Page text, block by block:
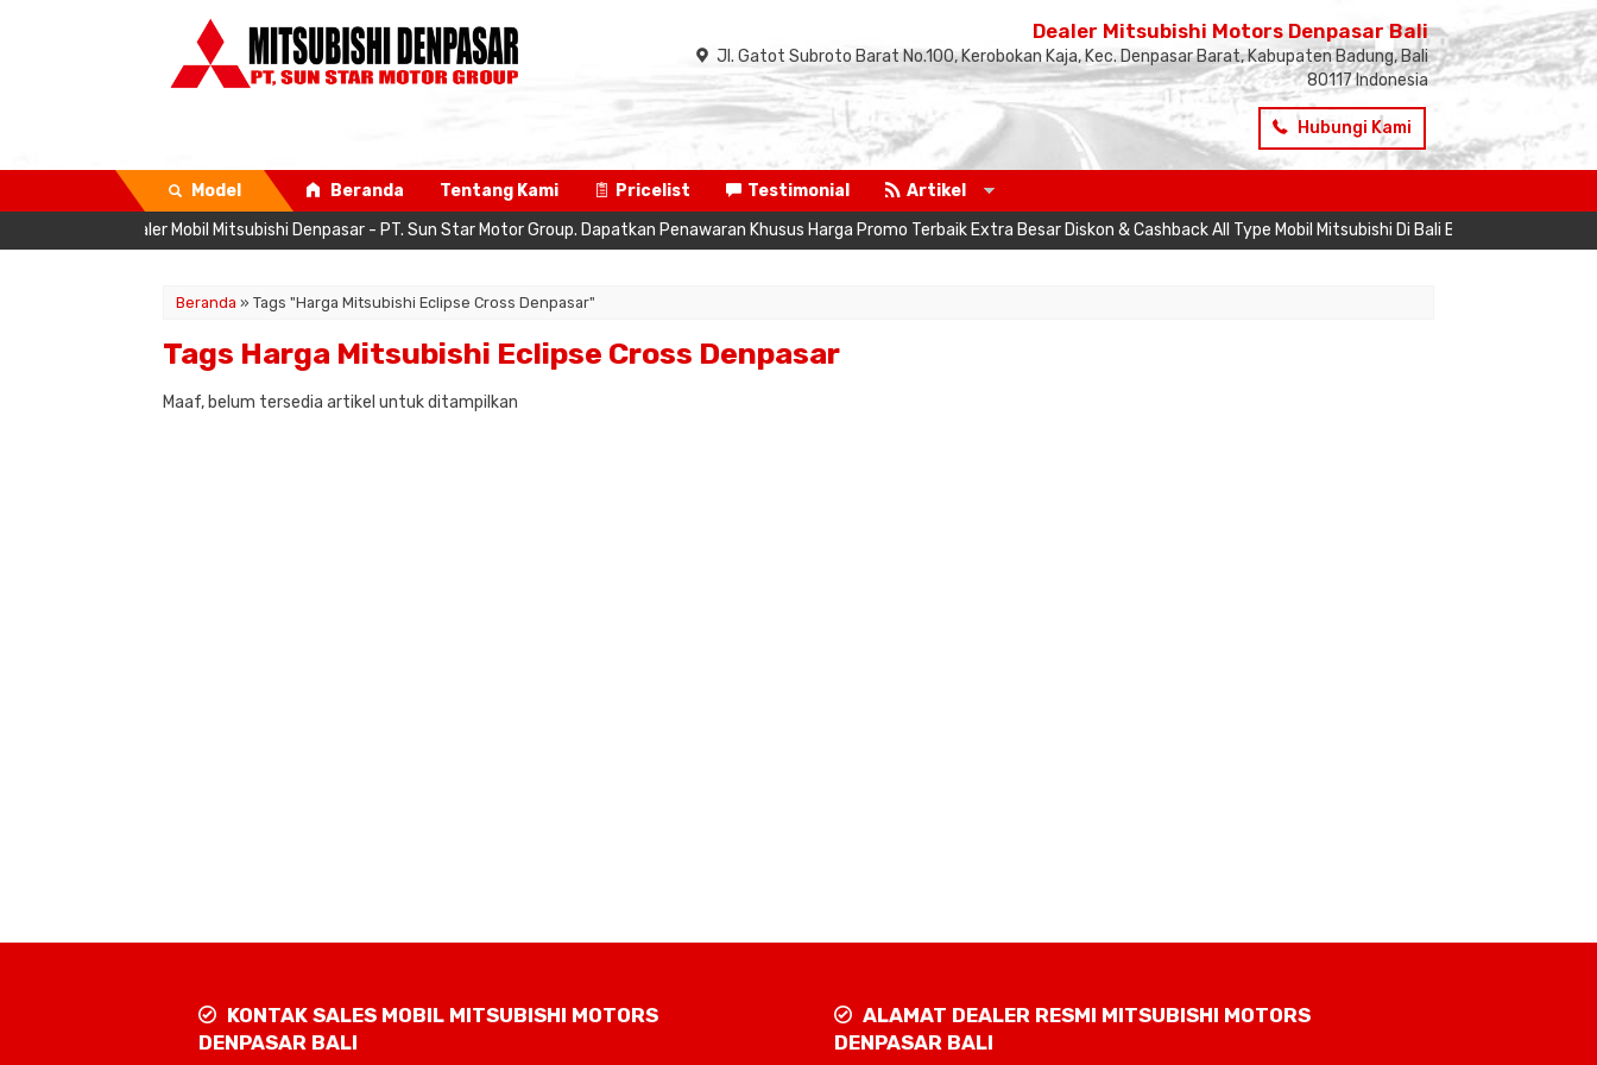
Dealer Mitsubishi Motors Denpasar Bali
Jl. Gatot Subroto Barat No.100, Kerobokan Kaja, Kec. Denpasar Barat, Kabupaten Badung, Bali
80117 Indonesia
Hubungi Kami
Model Beranda Tentang Kami Pricelist Testimonial
Artikel
Resmi Dealer Mobil Mitsubishi Denpasar - PT. Sun Star Motor Group. Dapatkan Penawaran Khusus Harga Promo Terbaik Extra Besar Diskon & Cashback All Type Mobil Mitsubishi Di Bali Berlaku Setiap
Beranda » Tags "Harga Mitsubishi Eclipse Cross Denpasar"
Tags Harga Mitsubishi Eclipse Cross Denpasar
Maaf, belum tersedia artikel untuk ditampilkan
KONTAK SALES MOBIL MITSUBISHI MOTORS
DENPASAR BALI
ALAMAT DEALER RESMI MITSUBISHI MOTORS
DENPASAR BALI